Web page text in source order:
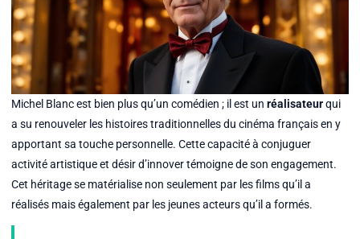
Michel Blanc est bien plus qu’un comédien ; il est un réalisateurqui
a su renouveler les histoires traditionnelles du cinéma français en y
apportant sa touche personnelle. Cette capacité à conjuguer
activité artistique et désir d’innover témoigne de son engagement.
Cet héritage se matérialise non seulement par les films qu’il a
réalisés mais également par les jeunes acteurs qu’il a formés.